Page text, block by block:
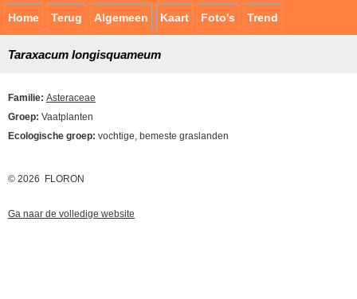
Home Terug Algemeen Kaart Foto's Trend
Taraxacum longisquameum
Familie: Asteraceae
Groep: Vaatplanten
Ecologische groep: vochtige, bemeste graslanden
© 2026 FLORON
Ga naar de volledige website